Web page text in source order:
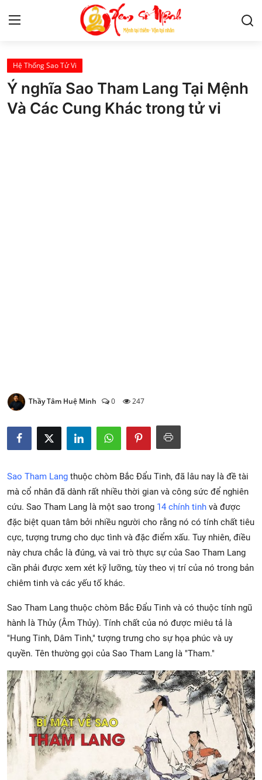
Tử Vi
Kiến Thức
Hệ Thống Sao Tử Vi
Ý nghĩa Sao Tham Lang Tại Mệnh
Và Các Cung Khác trong tử vi
Thầy Tâm Huệ Minh 0 247
Sao Tham Lang thuộc chòm Bắc Đẩu Tinh, đã lâu nay là đề tài
mà cổ nhân đã dành rất nhiều thời gian và công sức để nghiên
cứu. Sao Tham Lang là một sao trong 14 chính tinh và được
đặc biệt quan tâm bởi nhiều người cho rằng nó có tính chất tiêu
cực, tượng trưng cho dục tình và đặc điểm xấu. Tuy nhiên, điều
này chưa chắc là đúng, và vai trò thực sự của Sao Tham Lang
cần phải được xem xét kỹ lưỡng, tùy theo vị trí của nó trong bản
chiêm tinh và các yếu tố khác.
Sao Tham Lang thuộc chòm Bắc Đẩu Tinh và có thuộc tính ngũ
hành là Thủy (Âm Thủy). Tính chất của nó được miêu tả là
"Hung Tinh, Dâm Tinh," tượng trưng cho sự họa phúc và uy
quyền. Tên thường gọi của Sao Tham Lang là "Tham."